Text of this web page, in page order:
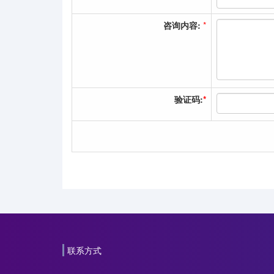
咨询内容: *
验证码:*
联系方式